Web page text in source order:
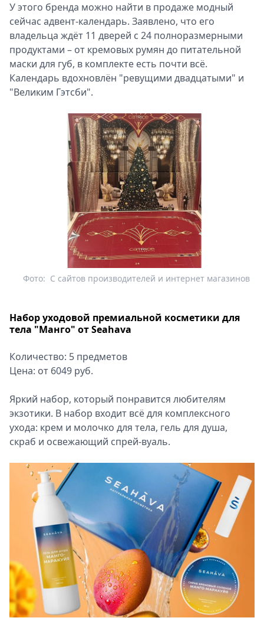
У этого бренда можно найти в продаже модный
сейчас адвент-календарь. Заявлено, что его
владельца ждёт 11 дверей с 24 полноразмерными
продуктами – от кремовых румян до питательной
маски для губ, в комплекте есть почти всё.
Календарь вдохновлён "ревущими двадцатыми" и
"Великим Гэтсби".
С сайтов производителей и интернет магазинов
Фото:
Набор уходовой премиальной косметики для
тела "Манго" от Seahava
Количество: 5 предметов
Цена: от 6049 руб.
Яркий набор, который понравится любителям
экзотики. В набор входит всё для комплексного
ухода: крем и молочко для тела, гель для душа,
скраб и освежающий спрей-вуаль.